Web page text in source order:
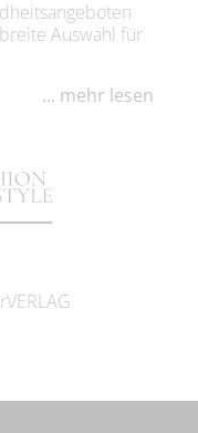
Auswahl für
... mehr lesen